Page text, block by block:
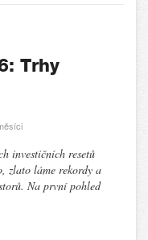
Trhy
investičních resetů
zlato láme rekordy a
Na první pohled